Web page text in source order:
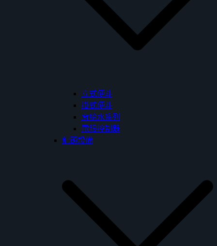
立式便斗
掛式便斗
背給水系列
電眼控制器
龍頭設備